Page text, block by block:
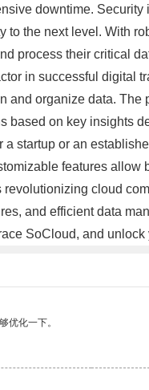
downtime.
the next level. With
process their critical
in successful
organize data.
on key insights
startup or an
features
cloud
and efficient data
SoCloud, and
优化一下。